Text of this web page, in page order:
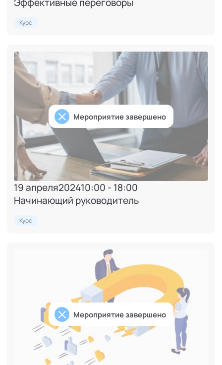
Эффективные переговоры
Курс
Мероприятие завершено
19 апреля202410:00 - 18:00
Начинающий руководитель
Курс
Мероприятие завершено